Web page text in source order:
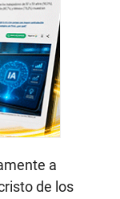
a
de los